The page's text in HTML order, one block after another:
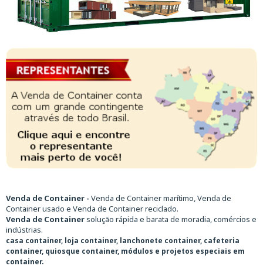
Venda de Container - Venda de Container marítimo, Venda de
Container usado e Venda de Container reciclado.
Venda de Containersolução rápida e barata de moradia, comércios e
indústrias.
casa container, loja container, lanchonete container, cafeteria
container, quiosque container, módulos e projetos especiais em
container.